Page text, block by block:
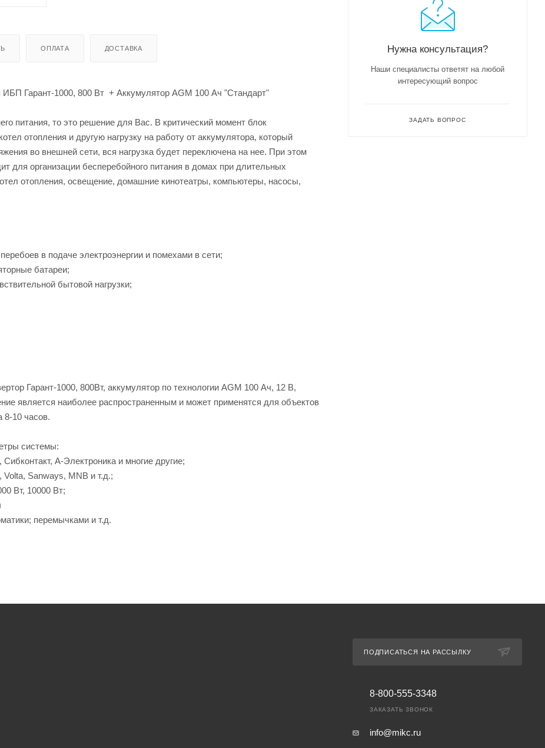
ОПЛАТА ДОСТАВКА
ИБП Гарант-1000, 800 Вт + Аккумулятор AGM 100 Ач "Стандарт"
питания, то это решение для Вас. В критический момент блок
отопления и другую нагрузку на работу от аккумулятора, который
во внешней сети, вся нагрузка будет переключена на нее. При этом
для организации бесперебойного питания в домах при длительных
отопления, освещение, домашние кинотеатры, компьютеры, насосы,
в подаче электроэнергии и помехами в сети;
батареи;
бытовой нагрузки;
Гарант-1000, 800Вт, аккумулятор по технологии AGM 100 Ач, 12 В,
является наиболее распространенным и может применятся для объектов
8-10 часов.
системы:
А-Электроника и многие другие;
Sanways, MNB и т.д.;
Вт, 10000 Вт;
перемычками и т.д.
Нужна консультация?
Наши специалисты ответят на любой
интересующий вопрос
ЗАДАТЬ ВОПРОС
ПОДПИСАТЬСЯ НА РАССЫЛКУ
8-800-555-3348
ЗАКАЗАТЬ ЗВОНОК
info@mikc.ru